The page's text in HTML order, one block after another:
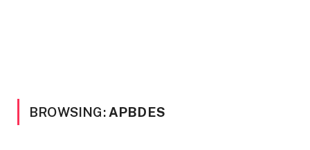
BROWSING: APBDES